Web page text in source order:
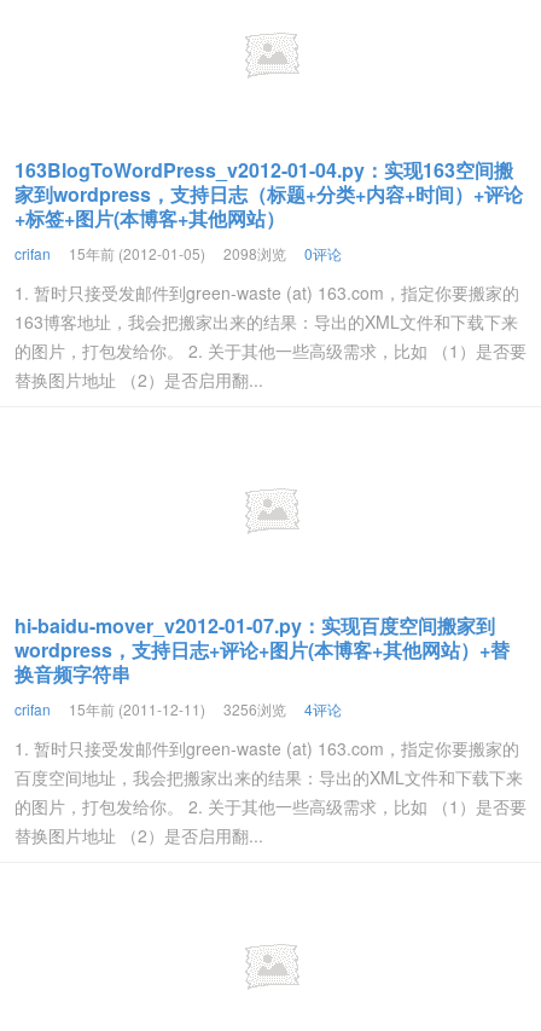
163BlogToWordPress_v2012-01-04.py：实现163空间搬
家到wordpress，支持日志（标题+分类+内容+时间）+评论
+标签+图片(本博客+其他网站）
crifan 15年前 (2012-01-05) 2098浏览 0评论
1. 暂时只接受发邮件到green-waste (at) 163.com，指定你要搬家的
163博客地址，我会把搬家出来的结果：导出的XML文件和下载下来
的图片，打包发给你。 2. 关于其他一些高级需求，比如 （1）是否要
替换图片地址 （2）是否启用翻...
hi-baidu-mover_v2012-01-07.py：实现百度空间搬家到
wordpress，支持日志+评论+图片(本博客+其他网站）+替
换音频字符串
crifan 15年前 (2011-12-11) 3256浏览 4评论
1. 暂时只接受发邮件到green-waste (at) 163.com，指定你要搬家的
百度空间地址，我会把搬家出来的结果：导出的XML文件和下载下来
的图片，打包发给你。 2. 关于其他一些高级需求，比如 （1）是否要
替换图片地址 （2）是否启用翻...